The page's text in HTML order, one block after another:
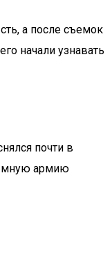
а после съемок
начали узнавать
почти в
армию